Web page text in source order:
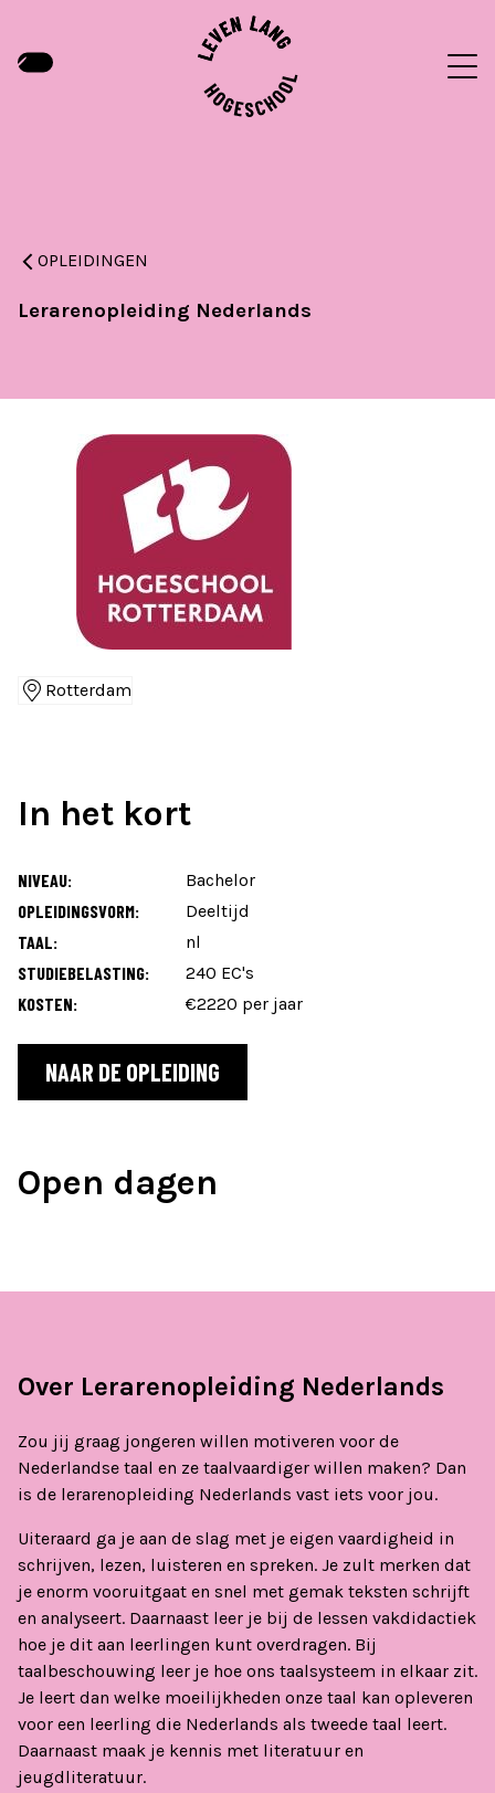
OPLEIDINGEN
Lerarenopleiding Nederlands
Rotterdam
In het kort
NIVEAU:
Bachelor
OPLEIDINGSVORM:
Deeltijd
TAAL:
nl
STUDIEBELASTING:
240 EC's
KOSTEN:
€2220 per jaar
NAAR DE OPLEIDING
Open dagen
Over Lerarenopleiding Nederlands
Zou jij graag jongeren willen motiveren voor de
Nederlandse taal en ze taalvaardiger willen maken? Dan
is de lerarenopleiding Nederlands vast iets voor jou.
Uiteraard ga je aan de slag met je eigen vaardigheid in
schrijven, lezen, luisteren en spreken. Je zult merken dat
je enorm vooruitgaat en snel met gemak teksten schrijft
en analyseert. Daarnaast leer je bij de lessen vakdidactiek
hoe je dit aan leerlingen kunt overdragen. Bij
taalbeschouwing leer je hoe ons taalsysteem in elkaar zit.
Je leert dan welke moeilijkheden onze taal kan opleveren
voor een leerling die Nederlands als tweede taal leert.
Daarnaast maak je kennis met literatuur en
jeugdliteratuur.